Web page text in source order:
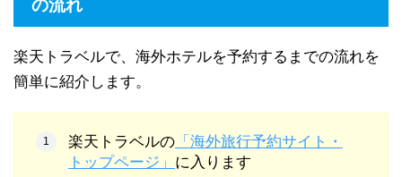
の流れ
楽天トラベルで、海外ホテルを予約するまでの流れを
簡単に紹介します。
楽天トラベルの 「海外旅行予約サイト・
トップページ」 に入ります